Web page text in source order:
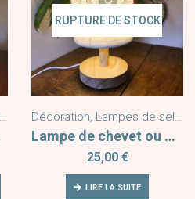
,Nouveautés
RUPTURE DE STOCK
Décoration, Lampes de sel Himalaya
Lampe de chevet ou d’ambiance Lune Œil Protecteur
25,00 €
LIRE LA SUITE